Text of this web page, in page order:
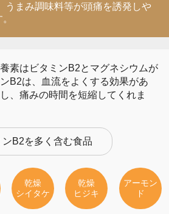
うまみ調味料等が頭痛を誘発しや
素はビタミンB2とマグネシウムが
B2は、血流をよくする効果があ
、痛みの時間を短縮してくれま
ンB2を多く含む食品
乾燥
シイタケ
乾燥
ヒジキ
アーモン
ド